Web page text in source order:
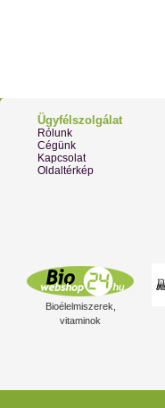
Ügyfélszolgálat
Rólunk
Cégünk
Kapcsolat
Oldaltérkép
Bioélelmiszerek,
vitaminok